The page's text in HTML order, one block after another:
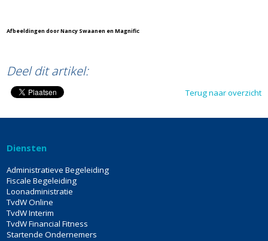
Afbeeldingen door Nancy Swaanen en Magnific
Deel dit artikel:
Terug naar overzicht
Diensten
Administratieve Begeleiding
Fiscale Begeleiding
Loonadministratie
TvdW Online
TvdW Interim
TvdW Financial Fitness
Startende Ondernemers